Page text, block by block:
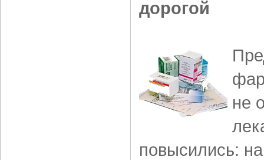
дорогой
не
повысились: